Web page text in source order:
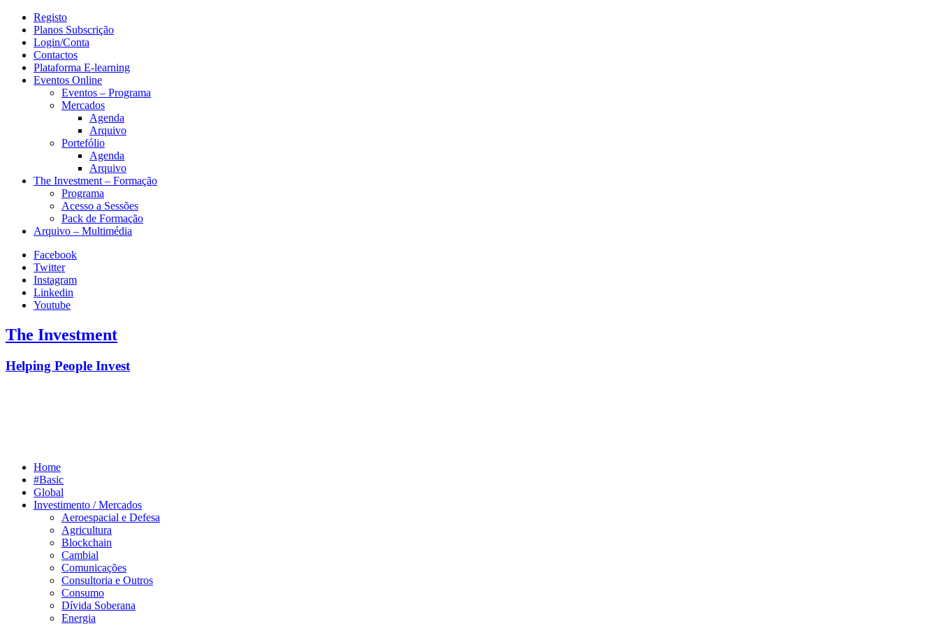
Registo
Planos Subscrição
Login/Conta
Contactos
Plataforma E-learning
Eventos Online
Eventos – Programa
Mercados
Agenda
Arquivo
Portefólio
Agenda
Arquivo
The Investment – Formação
Programa
Acesso a Sessões
Pack de Formação
Arquivo – Multimédia
Facebook
Twitter
Instagram
Linkedin
Youtube
The Investment
Helping People Invest
Home
#Basic
Global
Investimento / Mercados
Aeroespacial e Defesa
Agricultura
Blockchain
Cambial
Comunicações
Consultoria e Outros
Consumo
Dívida Soberana
Energia